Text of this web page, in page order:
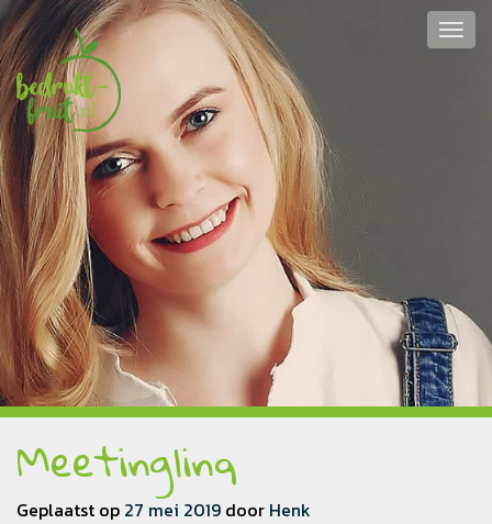
Meetinglinq
Geplaatst op 27 mei 2019 door Henk